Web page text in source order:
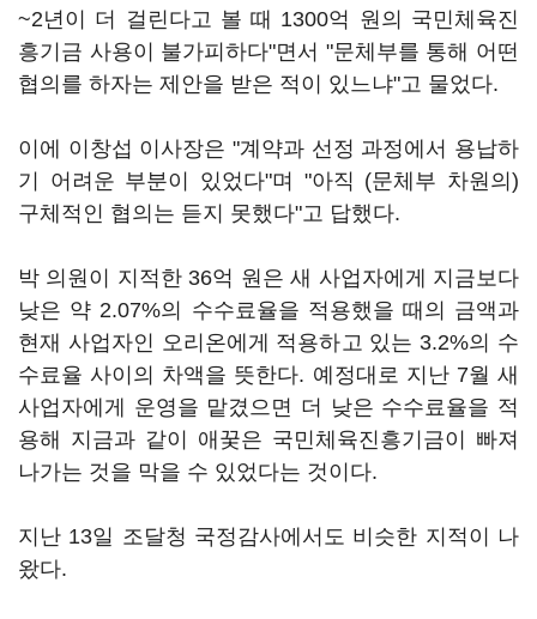
~2년이 더 걸린다고 볼 때 1300억 원의 국민체육진
흥기금 사용이 불가피하다"면서 "문체부를 통해 어떤
협의를 하자는 제안을 받은 적이 있느냐"고 물었다.
이에 이창섭 이사장은 "계약과 선정 과정에서 용납하
기 어려운 부분이 있었다"며 "아직 (문체부 차원의)
구체적인 협의는 듣지 못했다"고 답했다.
박 의원이 지적한 36억 원은 새 사업자에게 지금보다
낮은 약 2.07%의 수수료율을 적용했을 때의 금액과
현재 사업자인 오리온에게 적용하고 있는 3.2%의 수
수료율 사이의 차액을 뜻한다. 예정대로 지난 7월 새
사업자에게 운영을 맡겼으면 더 낮은 수수료율을 적
용해 지금과 같이 애꿎은 국민체육진흥기금이 빠져
나가는 것을 막을 수 있었다는 것이다.
지난 13일 조달청 국정감사에서도 비슷한 지적이 나
왔다.